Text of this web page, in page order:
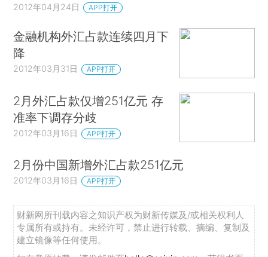
2012年04月24日 APP打开
金融机构外汇占款连续四月下
降
2012年03月31日 APP打开
2月外汇占款仅增251亿元 存
准率下调存分歧
2012年03月16日 APP打开
2月份中国新增外汇占款251亿元
2012年03月16日 APP打开
财新网所刊载内容之知识产权为财新传媒及/或相关权利人
专属所有或持有。未经许可，禁止进行转载、摘编、复制及
建立镜像等任何使用。